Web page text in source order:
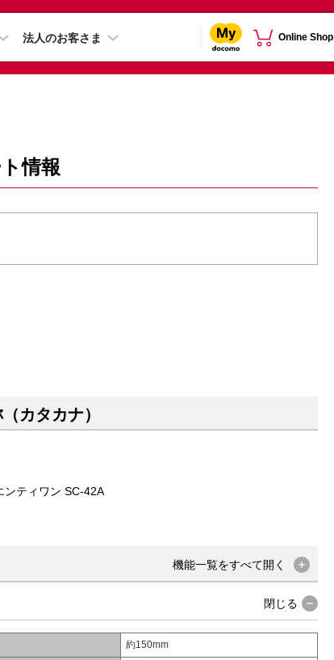
法人のお客さま Online Shop
情報
カタカナ）
ンティワン SC-42A
機能一覧をすべて開く
閉じる
約150mm